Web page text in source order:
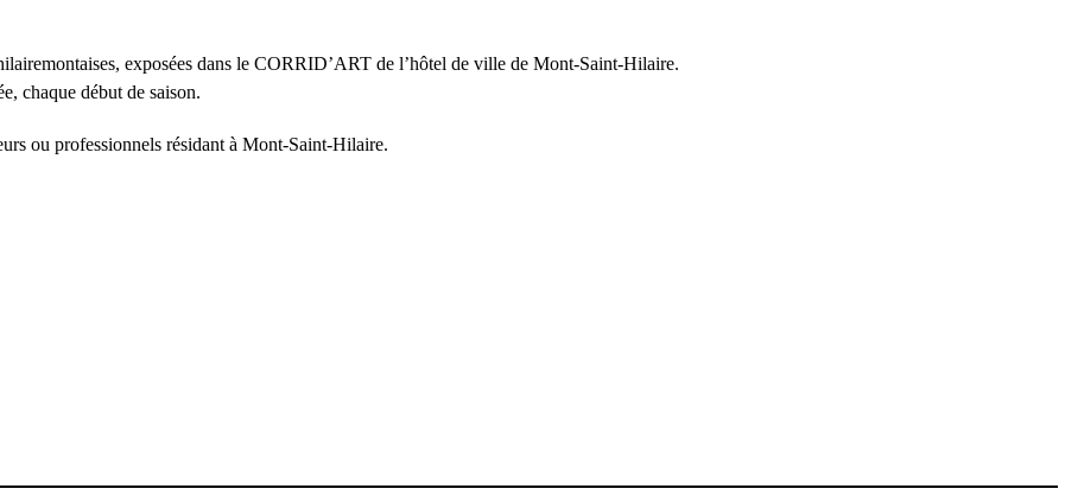
exposées dans le CORRID’ART de l’hôtel de ville de Mont-Saint-Hilaire.
chaque début de saison.
ou professionnels résidant à Mont-Saint-Hilaire.